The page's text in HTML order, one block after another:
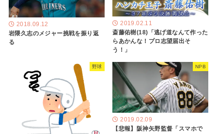
2018.09.12
岩隈久志のメジャー挑戦を振り返
る
2019.02.11
斎藤佑樹(18)「逃げ道なんて作った
らあかんな！プロ志望届出そ
う！」
野球 NPB
2019.02.09
【悲報】阪神矢野監督「スマホで